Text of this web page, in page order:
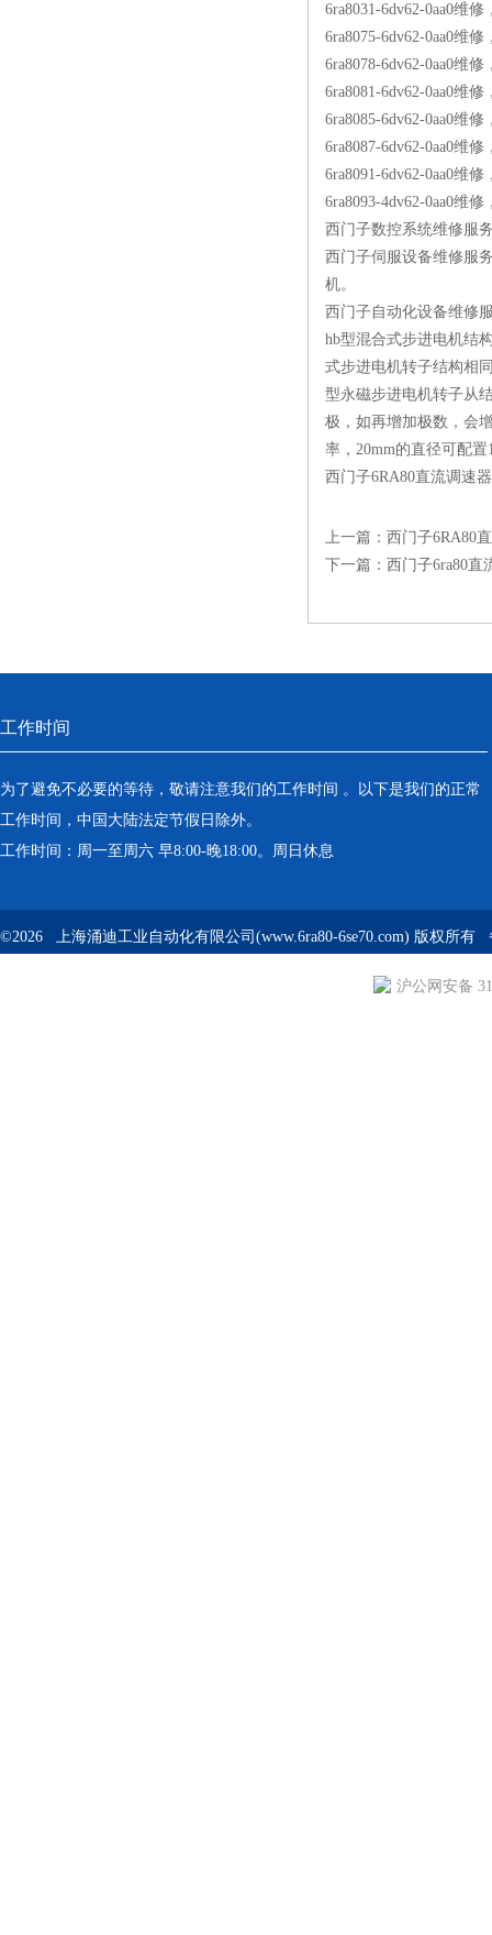
6ra8031-6dv62-0aa0维
6ra8075-6dv62-0aa0维
6ra8078-6dv62-0aa0维
6ra8081-6dv62-0aa0维
6ra8085-6dv62-0aa0维
6ra8087-6dv62-0aa0维
6ra8091-6dv62-0aa0维
6ra8093-4dv62-0aa0维
西门子数控系统维修服
西门子伺服设备维修服
机。
西门子自动化设备维修
hb型混合式步进电机结
式步进电机转子结构相
型永磁步进电机转子从
极，如再增加极数，会
率，20mm的直径可配
西门子6RA80直流调速
上一篇： 西门子6RA80
下一篇： 西门子6ra80直
工作时间
为了避免不必要的等待，敬请注意我们的工作时间 。以下是我们的正常
工作时间，中国大陆法定节假日除外。
工作时间：周一至周六 早8:00-晚18:00。周日休息
©2026 上海涌迪工业自动化有限公司(www.6ra80-6se70.com) 版权所有
沪公网安备